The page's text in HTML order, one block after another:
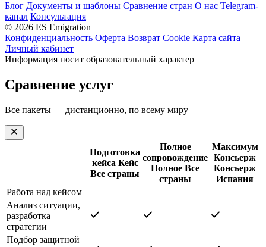
Блог Документы и шаблоны Сравнение стран О нас Telegram-
канал Консультация
© 2026 ES Emigration
Конфиденциальность Оферта Возврат Cookie Карта сайта
Личный кабинет
Информация носит образовательный характер
Сравнение услуг
Все пакеты — дистанционно, по всему миру
Подготовка
кейса Кейс
Все страны
Полное
сопровождение
Полное Все
страны
Максимум
Консьерж
Консьерж
Испания
Работа над кейсом
Анализ ситуации,
разработка
стратегии
Подбор защитной